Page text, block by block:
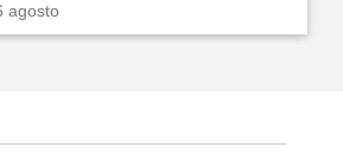
agosto